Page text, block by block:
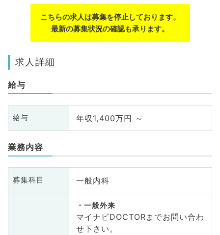
こちらの求人は募集を停止しております。
最新の募集状況の確認も承ります。
求人詳細
給与
給与 年収1,400万円 ～
業務内容
募集科目 一般内科
一般外来
マイナビDOCTORまでお問い合わ
せ下さい。